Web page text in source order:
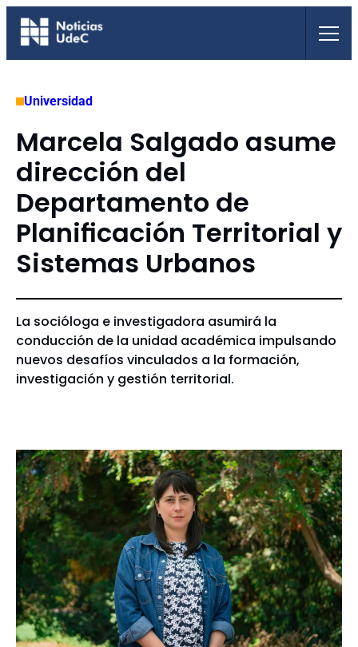
Saltar
Universidad
Marcela Salgado asume
dirección del
Departamento de
Planificación Territorial y
Sistemas Urbanos
La socióloga e investigadora asumirá la
conducción de la unidad académica impulsando
nuevos desafíos vinculados a la formación,
investigación y gestión territorial.